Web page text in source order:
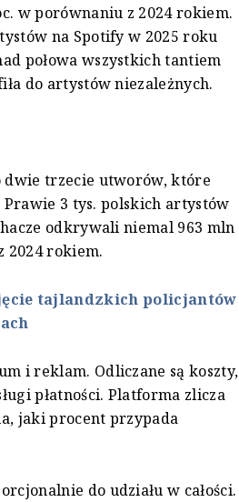
w porównaniu z 2024 rokiem.
na Spotify w 2025 roku
połowa wszystkich tantiem
do artystów niezależnych.
dwie trzecie utworów, które
Prawie 3 tys. polskich artystów
odkrywali niemal 963 mln
2024 rokiem.
tajlandzkich policjantów
i reklam. Odliczane są koszty,
płatności. Platforma zlicza
jaki procent przypada
do udziału w całości.